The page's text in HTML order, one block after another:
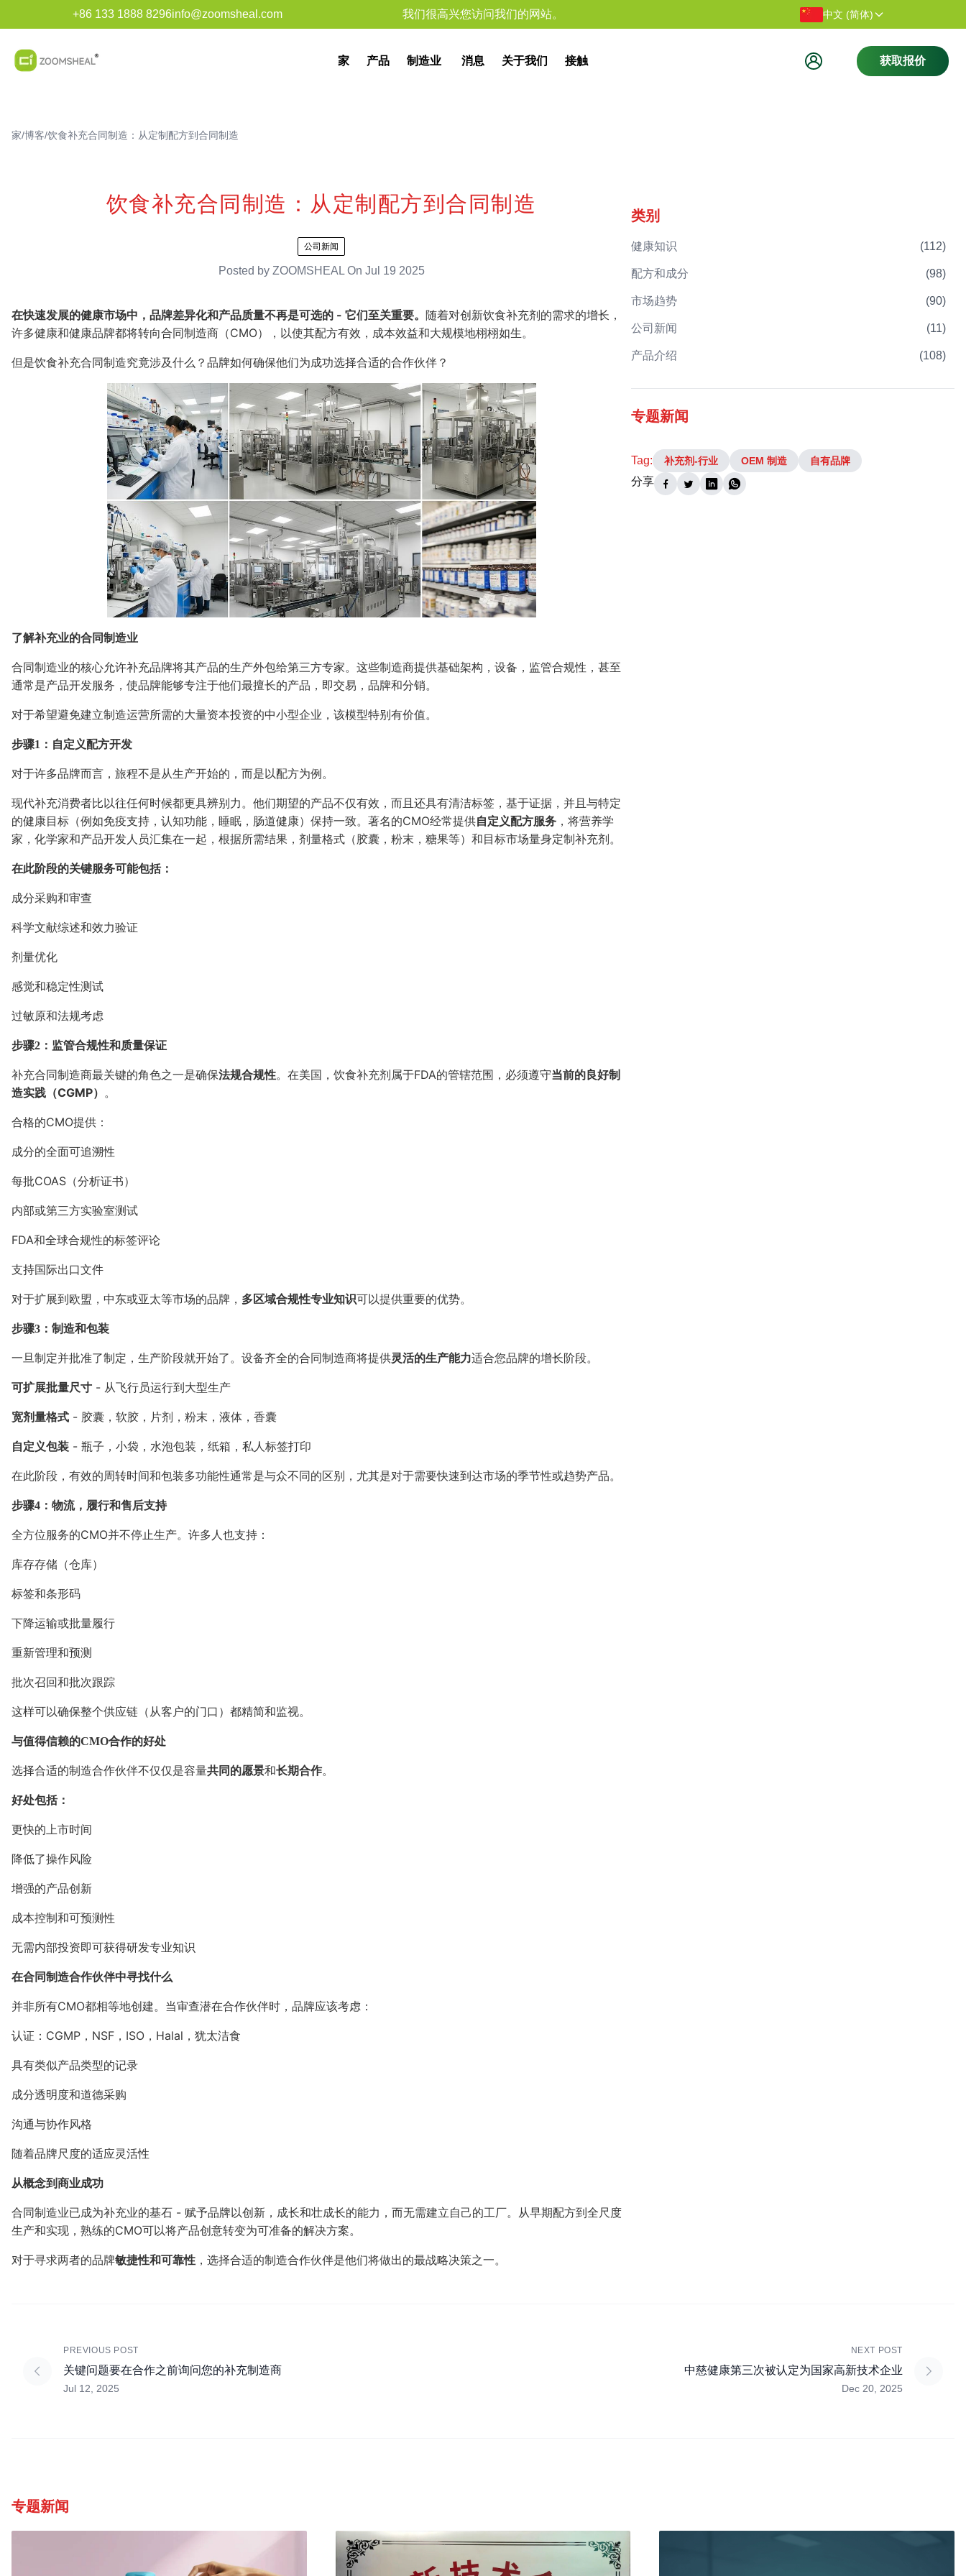
+86 133 1888 8296info@zoomsheal.com 我们很高兴您访问我们的网站。 中文 (简体)
家 产品 制造业 消息 关于我们 接触 获取报价
家/博客/饮食补充合同制造：从定制配方到合同制造
饮食补充合同制造：从定制配方到合同制造
公司新闻
Posted by ZOOMSHEALOn Jul 19 2025
在快速发展的健康市场中，品牌差异化和产品质量不再是可选的 - 它们至关重要。 随着对创新饮食补充剂的需求的增长，
许多健康和健康品牌都将转向合同制造商（CMO），以使其配方有效，成本效益和大规模地栩栩如生。
但是饮食补充合同制造究竟涉及什么？品牌如何确保他们为成功选择合适的合作伙伴？
了解补充业的合同制造业
合同制造业的核心允许补充品牌将其产品的生产外包给第三方专家。这些制造商提供基础架构，设备，监管合规性，甚至
通常是产品开发服务，使品牌能够专注于他们最擅长的产品，即交易，品牌和分销。
对于希望避免建立制造运营所需的大量资本投资的中小型企业，该模型特别有价值。
步骤1：自定义配方开发
对于许多品牌而言，旅程不是从生产开始的，而是以配方为例。
现代补充消费者比以往任何时候都更具辨别力。他们期望的产品不仅有效，而且还具有清洁标签，基于证据，并且与特定
的健康目标（例如免疫支持，认知功能，睡眠，肠道健康）保持一致。著名的CMO经常提供自定义配方服务 ，将营养学
家，化学家和产品开发人员汇集在一起，根据所需结果，剂量格式（胶囊，粉末，糖果等）和目标市场量身定制补充剂。
在此阶段的关键服务可能包括：
成分采购和审查
科学文献综述和效力验证
剂量优化
感觉和稳定性测试
过敏原和法规考虑
步骤2：监管合规性和质量保证
补充合同制造商最关键的角色之一是确保法规合规性。在美国，饮食补充剂属于FDA的管辖范围，必须遵守当前的良好制
造实践（CGMP） 。
合格的CMO提供：
成分的全面可追溯性
每批COAS（分析证书）
内部或第三方实验室测试
FDA和全球合规性的标签评论
支持国际出口文件
对于扩展到欧盟，中东或亚太等市场的品牌， 多区域合规性专业知识可以提供重要的优势。
步骤3：制造和包装
一旦制定并批准了制定，生产阶段就开始了。设备齐全的合同制造商将提供灵活的生产能力适合您品牌的增长阶段。
可扩展批量尺寸 - 从飞行员运行到大型生产
宽剂量格式 - 胶囊，软胶，片剂，粉末，液体，香囊
自定义包装 - 瓶子，小袋，水泡包装，纸箱，私人标签打印
在此阶段，有效的周转时间和包装多功能性通常是与众不同的区别，尤其是对于需要快速到达市场的季节性或趋势产品。
步骤4：物流，履行和售后支持
全方位服务的CMO并不停止生产。许多人也支持：
库存存储（仓库）
标签和条形码
下降运输或批量履行
重新管理和预测
批次召回和批次跟踪
这样可以确保整个供应链（从客户的门口）都精简和监视。
与值得信赖的CMO合作的好处
选择合适的制造合作伙伴不仅仅是容量共同的愿景和长期合作。
好处包括：
更快的上市时间
降低了操作风险
增强的产品创新
成本控制和可预测性
无需内部投资即可获得研发专业知识
在合同制造合作伙伴中寻找什么
并非所有CMO都相等地创建。当审查潜在合作伙伴时，品牌应该考虑：
认证：CGMP，NSF，ISO，Halal，犹太洁食
具有类似产品类型的记录
成分透明度和道德采购
沟通与协作风格
随着品牌尺度的适应灵活性
从概念到商业成功
合同制造业已成为补充业的基石 - 赋予品牌以创新，成长和壮成长的能力，而无需建立自己的工厂。从早期配方到全尺度
生产和实现，熟练的CMO可以将产品创意转变为可准备的解决方案。
对于寻求两者的品牌敏捷性和可靠性 ，选择合适的制造合作伙伴是他们将做出的最战略决策之一。
类别
健康知识 (112)
配方和成分 (98)
市场趋势 (90)
公司新闻 (11)
产品介绍 (108)
专题新闻
Tag: 补充剂-行业 OEM 制造 自有品牌
分享
PREVIOUS POST
关键问题要在合作之前询问您的补充制造商
Jul 12, 2025
NEXT POST
中慈健康第三次被认定为国家高新技术企业
Dec 20, 2025
专题新闻